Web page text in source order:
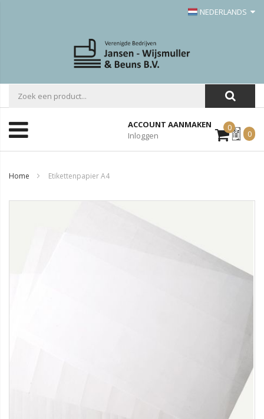
NEDERLANDS
ACCOUNT AANMAKEN
Inloggen
0Mijn
Offerte
0
Home Etikettenpapier A4